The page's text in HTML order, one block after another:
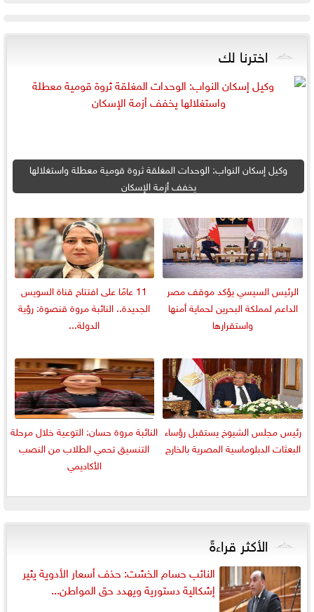
اخترنا لك
وكيل إسكان النواب: الوحدات المغلقة ثروة قومية معطلة واستغلالها
يخفف أزمة الإسكان
الرئيس السيسي يؤكد موقف مصر
الداعم لمملكة البحرين لحماية أمنها
واستقرارها
11 عامًا على افتتاح قناة السويس
الجديدة.. النائبة مروة قنصوة: رؤية
الدولة...
رئيس مجلس الشيوخ يستقبل رؤساء
البعثات الدبلوماسية المصرية بالخارج
النائبة مروة حسان: التوعية خلال مرحلة
التنسيق تحمي الطلاب من النصب
الأكاديمي
الأكثر قراءةً
النائب حسام الخشت: حذف أسعار الأدوية يثير
إشكالية دستورية ويهدد حق المواطن...